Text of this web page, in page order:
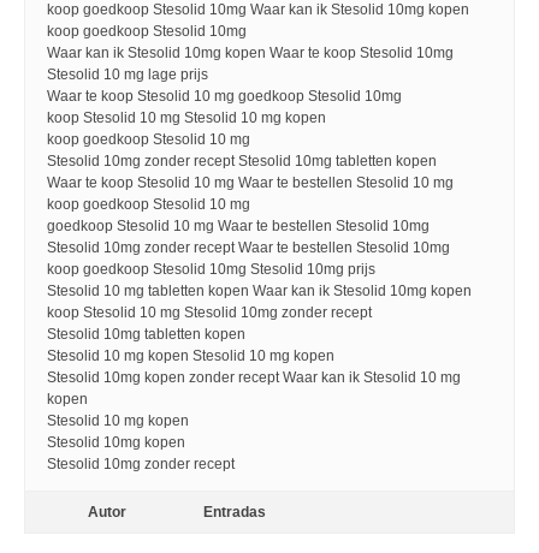
koop goedkoop Stesolid 10mg Waar kan ik Stesolid 10mg kopen
koop goedkoop Stesolid 10mg
Waar kan ik Stesolid 10mg kopen Waar te koop Stesolid 10mg
Stesolid 10 mg lage prijs
Waar te koop Stesolid 10 mg goedkoop Stesolid 10mg
koop Stesolid 10 mg Stesolid 10 mg kopen
koop goedkoop Stesolid 10 mg
Stesolid 10mg zonder recept Stesolid 10mg tabletten kopen
Waar te koop Stesolid 10 mg Waar te bestellen Stesolid 10 mg
koop goedkoop Stesolid 10 mg
goedkoop Stesolid 10 mg Waar te bestellen Stesolid 10mg
Stesolid 10mg zonder recept Waar te bestellen Stesolid 10mg
koop goedkoop Stesolid 10mg Stesolid 10mg prijs
Stesolid 10 mg tabletten kopen Waar kan ik Stesolid 10mg kopen
koop Stesolid 10 mg Stesolid 10mg zonder recept
Stesolid 10mg tabletten kopen
Stesolid 10 mg kopen Stesolid 10 mg kopen
Stesolid 10mg kopen zonder recept Waar kan ik Stesolid 10 mg
kopen
Stesolid 10 mg kopen
Stesolid 10mg kopen
Stesolid 10mg zonder recept
Autor Entradas